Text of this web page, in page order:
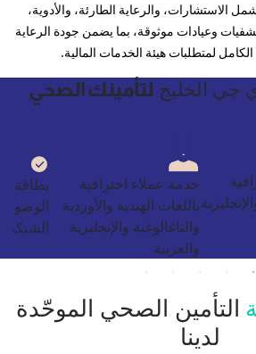
الاستشارات، والرعاية الطارئة، والأدوية،
وعيادات موثوقة، بما يضمن جودة الرعاية
الكامل لمتطلبات هيئة الخدمات المالية.
جي الخليج لتأمينك الصحي
خدمة عملاء احترافية
باللغات الهندية والأوردية
والتاغالوغية والإنجليزية
والعربية
بطاقة
الشبكة
التأمين الصحي الموحّدة
لدينا